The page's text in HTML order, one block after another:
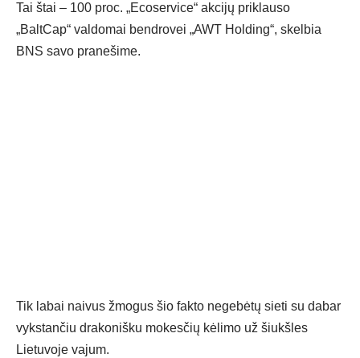
Tai štai – 100 proc. „Ecoservice“ akcijų priklauso
„BaltCap“ valdomai bendrovei „AWT Holding“, skelbia
BNS savo pranešime.
Tik labai naivus žmogus šio fakto negebėtų sieti su dabar
vykstančiu drakonišku mokesčių kėlimo už šiukšles
Lietuvoje vajum.